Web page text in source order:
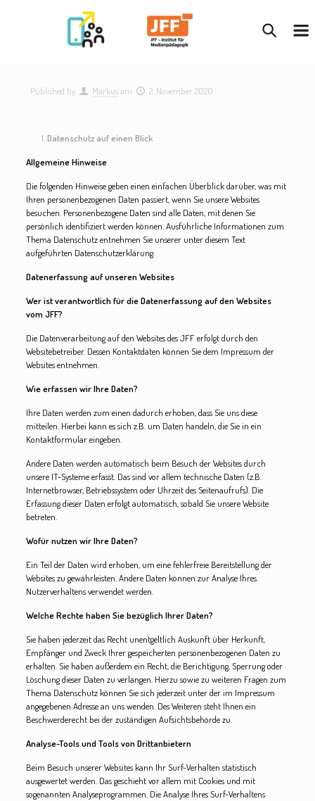
Published by Markusam 2. November 2020
Datenschutz auf einen Blick
Allgemeine Hinweise
Die folgenden Hinweise geben einen einfachen Überblick darüber, was mit
Ihren personenbezogenen Daten passiert, wenn Sie unsere Websites
besuchen. Personenbezogene Daten sind alle Daten, mit denen Sie
persönlich identifiziert werden können. Ausführliche Informationen zum
Thema Datenschutz entnehmen Sie unserer unter diesem Text
aufgeführten Datenschutzerklärung.
Datenerfassung auf unseren Websites
Wer ist verantwortlich für die Datenerfassung auf den Websites
vom JFF?
Die Datenverarbeitung auf den Websites des JFF erfolgt durch den
Websitebetreiber. Dessen Kontaktdaten können Sie dem Impressum der
Websites entnehmen.
Wie erfassen wir Ihre Daten?
Ihre Daten werden zum einen dadurch erhoben, dass Sie uns diese
mitteilen. Hierbei kann es sich z.B. um Daten handeln, die Sie in ein
Kontaktformular eingeben.
Andere Daten werden automatisch beim Besuch der Websites durch
unsere IT-Systeme erfasst. Das sind vor allem technische Daten (z.B.
Internetbrowser, Betriebssystem oder Uhrzeit des Seitenaufrufs). Die
Erfassung dieser Daten erfolgt automatisch, sobald Sie unsere Website
betreten.
Wofür nutzen wir Ihre Daten?
Ein Teil der Daten wird erhoben, um eine fehlerfreie Bereitstellung der
Websites zu gewährleisten. Andere Daten können zur Analyse Ihres
Nutzerverhaltens verwendet werden.
Welche Rechte haben Sie bezüglich Ihrer Daten?
Sie haben jederzeit das Recht unentgeltlich Auskunft über Herkunft,
Empfänger und Zweck Ihrer gespeicherten personenbezogenen Daten zu
erhalten. Sie haben außerdem ein Recht, die Berichtigung, Sperrung oder
Löschung dieser Daten zu verlangen. Hierzu sowie zu weiteren Fragen zum
Thema Datenschutz können Sie sich jederzeit unter der im Impressum
angegebenen Adresse an uns wenden. Des Weiteren steht Ihnen ein
Beschwerderecht bei der zuständigen Aufsichtsbehörde zu.
Analyse-Tools und Tools von Drittanbietern
Beim Besuch unserer Websites kann Ihr Surf-Verhalten statistisch
ausgewertet werden. Das geschieht vor allem mit Cookies und mit
sogenannten Analyseprogrammen. Die Analyse Ihres Surf-Verhaltens